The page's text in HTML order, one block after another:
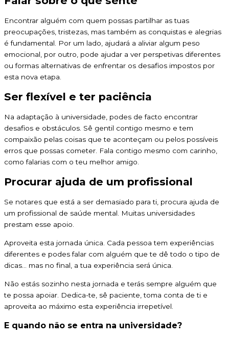
Encontrar alguém com quem possas partilhar as tuas
preocupações, tristezas, mas também as conquistas e alegrias
é fundamental. Por um lado, ajudará a aliviar algum peso
emocional, por outro, pode ajudar a ver perspetivas diferentes
ou formas alternativas de enfrentar os desafios impostos por
esta nova etapa.
Ser flexível e ter paciência
Na adaptação à universidade, podes de facto encontrar
desafios e obstáculos. Sê gentil contigo mesmo e tem
compaixão pelas coisas que te aconteçam ou pelos possíveis
erros que possas cometer. Fala contigo mesmo com carinho,
como falarias com o teu melhor amigo.
Procurar ajuda de um profissional
Se notares que está a ser demasiado para ti, procura ajuda de
um profissional de saúde mental. Muitas universidades
prestam esse apoio.
Aproveita esta jornada única. Cada pessoa tem experiências
diferentes e podes falar com alguém que te dê todo o tipo de
dicas… mas no final, a tua experiência será única.
Não estás sozinho nesta jornada e terás sempre alguém que
te possa apoiar. Dedica-te, sê paciente, toma conta de ti e
aproveita ao máximo esta experiência irrepetível.
E quando não se entra na universidade?